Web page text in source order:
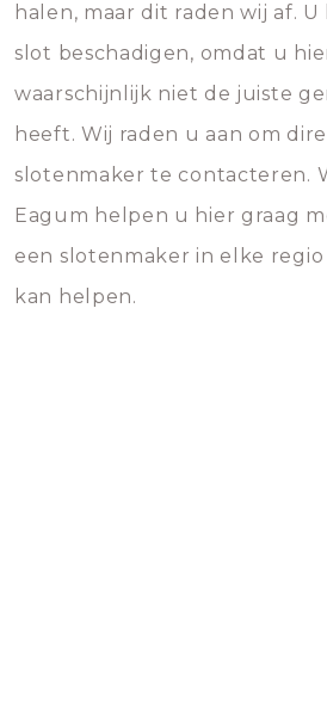
halen, maar dit raden wij af.
slot beschadigen, omdat u
waarschijnlijk niet de juiste
heeft. Wij raden u aan om
slotenmaker te contacteren.
Eagum helpen u hier graag
een slotenmaker in elke regio
kan helpen.